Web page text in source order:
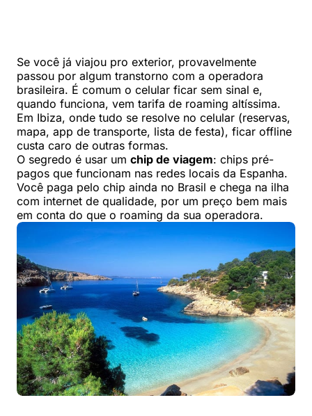
Se você já viajou pro exterior, provavelmente
passou por algum transtorno com a operadora
brasileira. É comum o celular ficar sem sinal e,
quando funciona, vem tarifa de roaming altíssima.
Em Ibiza, onde tudo se resolve no celular (reservas,
mapa, app de transporte, lista de festa), ficar offline
custa caro de outras formas.
O segredo é usar um chip de viagem: chips pré-
pagos que funcionam nas redes locais da Espanha.
Você paga pelo chip ainda no Brasil e chega na ilha
com internet de qualidade, por um preço bem mais
em conta do que o roaming da sua operadora.